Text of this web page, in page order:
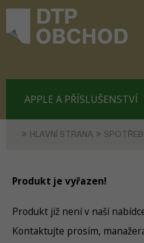
APPLE A PŘÍSLUŠENSTVÍ
HLAVNÍ STRANA
Produkt je vyřazen!
Produkt již není v naší
Kontaktujte prosím,